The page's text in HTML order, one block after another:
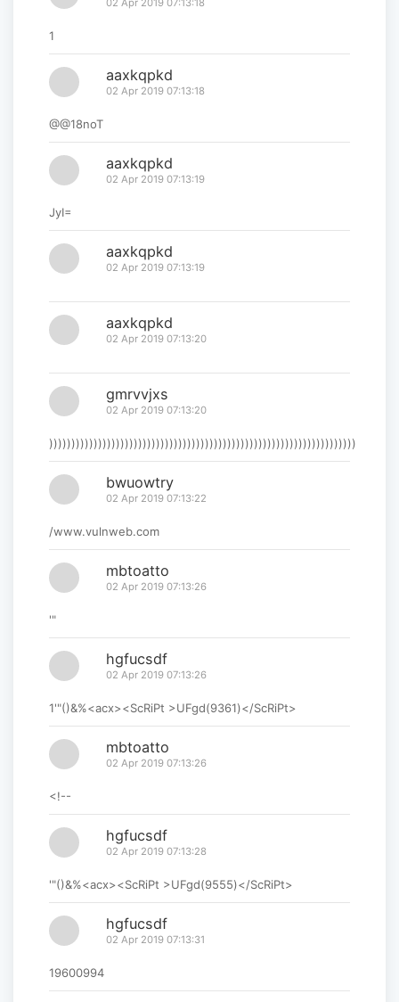
02 Apr 2019 07:13:18
1
aaxkqpkd
02 Apr 2019 07:13:18
@@18noT
aaxkqpkd
02 Apr 2019 07:13:19
JyI=
aaxkqpkd
02 Apr 2019 07:13:19
aaxkqpkd
02 Apr 2019 07:13:20
gmrvvjxs
02 Apr 2019 07:13:20
)))))))))))))))))))))))))))))))))))))))))))))))))))))))))))))))))))))
bwuowtry
02 Apr 2019 07:13:22
/www.vulnweb.com
mbtoatto
02 Apr 2019 07:13:26
'"
hgfucsdf
02 Apr 2019 07:13:26
1'"()&%<acx><ScRiPt >UFgd(9361)</ScRiPt>
mbtoatto
02 Apr 2019 07:13:26
<!--
hgfucsdf
02 Apr 2019 07:13:28
'"()&%<acx><ScRiPt >UFgd(9555)</ScRiPt>
hgfucsdf
02 Apr 2019 07:13:31
19600994